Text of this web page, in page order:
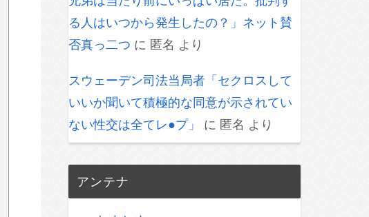
る人はいつから発生したの？」ネット賛
否真っ二つ に 匿名 より
スウェーデン司法当局者「セクロスして
いいか聞いて積極的な同意が示されてい
ない性交は全てレ●プ」
に 匿名 より
アンテナ